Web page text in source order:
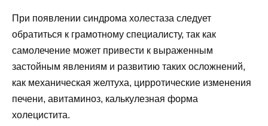
При появлении синдрома холестаза следует
обратиться к грамотному специалисту, так как
самолечение может привести к выраженным
застойным явлениям и развитию таких осложнений,
как механическая желтуха, цирротические изменения
печени, авитаминоз, калькулезная форма
холецистита.